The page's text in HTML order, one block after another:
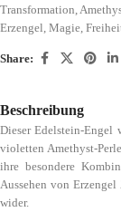
Transformation,
Erzengel, Magie,
Share:
Beschreibung
Dieser Edelstein-Engel
violetten Amethyst-
ihre besondere
Aussehen von
wider.